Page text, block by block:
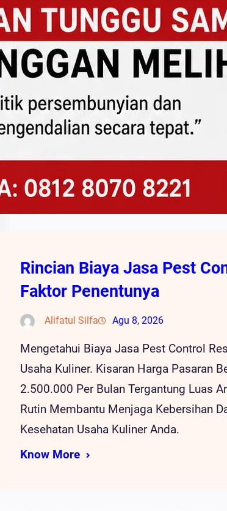
Rincian Biaya Jasa Pest
Faktor Penentunya
Alifatul Silfa Agu 8, 2026
Mengetahui Biaya Jasa Pest Control
Usaha Kuliner. Kisaran Harga Pasaran
2.500.000 Per Bulan Tergantung Luas
Rutin Membantu Menjaga Kebersihan
Kesehatan Usaha Kuliner Anda.
Know More